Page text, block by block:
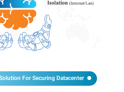
Our Comprehensive Solution For Securing Datacenter